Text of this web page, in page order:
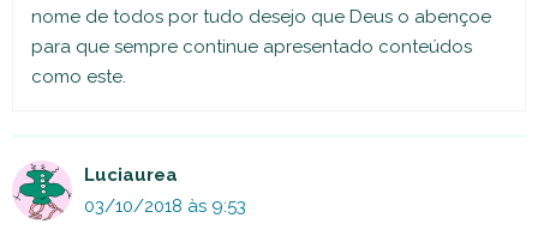
nome de todos por tudo desejo que Deus o abençoe
para que sempre continue apresentado conteúdos
como este.
Luciaurea
03/10/2018 às 9:53